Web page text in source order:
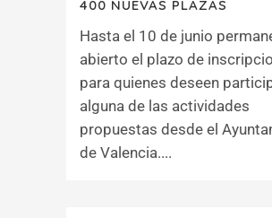
400 NUEVAS PLAZAS
Hasta el 10 de junio
abierto el plazo de
para quienes deseen
alguna de las actividades
propuestas desde el
de Valencia....